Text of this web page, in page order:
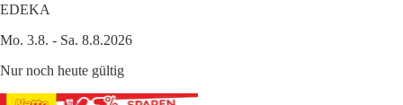
EDEKA
Mo. 3.8. - Sa. 8.8.2026
Nur noch heute gültig